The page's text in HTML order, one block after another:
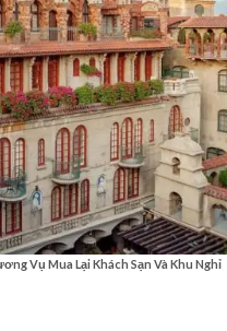
Vụ Mua Lại Khách Sạn Và Khu Nghỉ